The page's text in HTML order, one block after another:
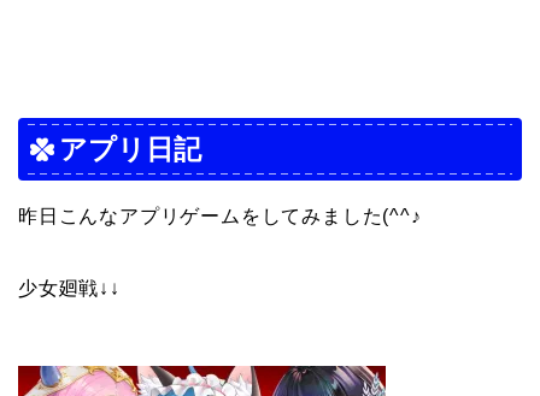
アプリ日記
昨日こんなアプリゲームをしてみました(^^♪
少女廻戦↓↓